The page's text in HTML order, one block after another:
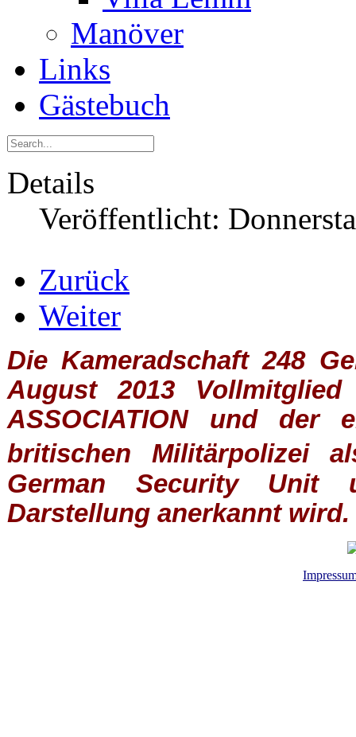
Manöver
Links
Gästebuch
Details
Veröffentlicht:
Zurück
Weiter
Die Kameradschaft 248
August 2013
ASSOCIATIONund der
britischen
Militärpolizei
German Security Unit
Darstellung anerkannt wird.